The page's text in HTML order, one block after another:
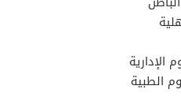
الإدارية
الطبية